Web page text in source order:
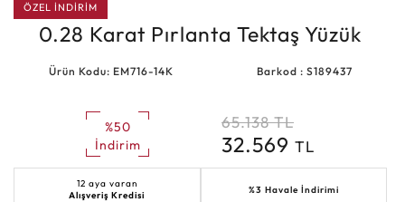
ÖZEL İNDİRİM
0.28 Karat Pırlanta Tektaş Yüzük
Ürün Kodu: EM716-14K Barkod : S189437
%50
İndirim
65.138 TL
32.569 TL
12 aya varan
Alışveriş Kredisi
%3 Havale İndirimi